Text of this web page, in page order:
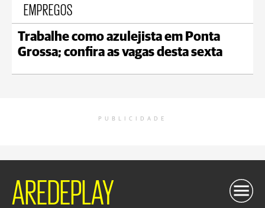
EMPREGOS
Trabalhe como azulejista em Ponta
Grossa; confira as vagas desta sexta
PUBLICIDADE
AREDEPLAY